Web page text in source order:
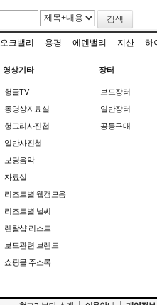
검색
오크밸리 용평 에덴밸리 지산 하
영상기타
헝글TV
동영상자료실
헝그리사진첩
일반사진첩
보딩음악
자료실
리조트별 웹캠모음
리조트별 날씨
렌탈샵 리스트
보드관련 브랜드
쇼핑몰 주소록
장터
보드장터
일반장터
공동구매